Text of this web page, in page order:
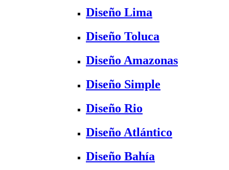
Diseño Lima
Diseño Toluca
Diseño Amazonas
Diseño Simple
Diseño Rio
Diseño Atlántico
Diseño Bahía